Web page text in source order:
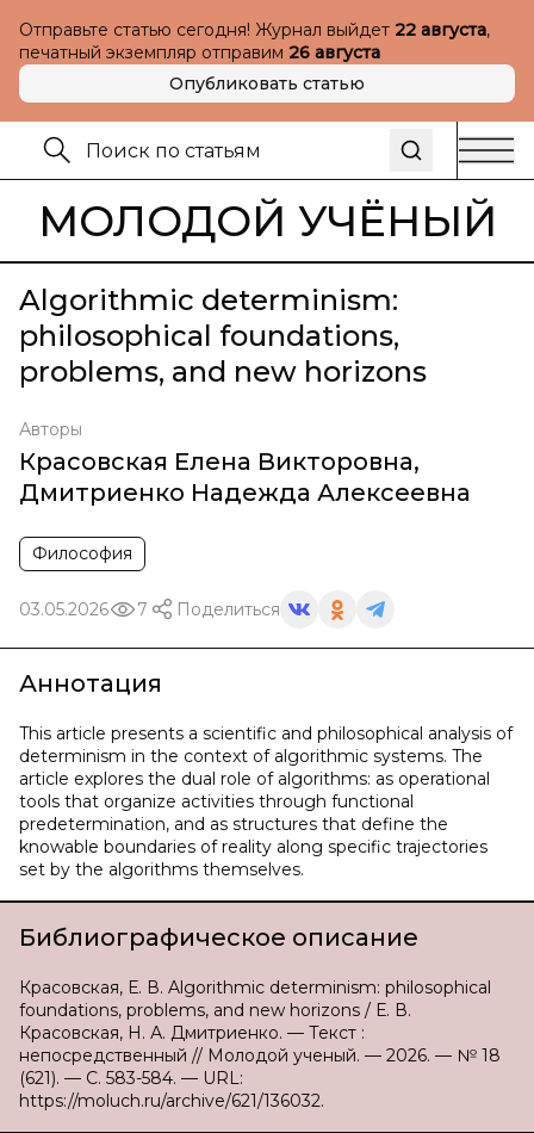
Отправьте статью сегодня! Журнал выйдет 22 августа,
печатный экземпляр отправим 26 августа
Опубликовать статью
МОЛОДОЙ УЧЁНЫЙ
Algorithmic determinism:
philosophical foundations,
problems, and new horizons
Авторы
Красовская Елена Викторовна,
Дмитриенко Надежда Алексеевна
Философия
03.05.2026 7 Поделиться
Аннотация
This article presents a scientific and philosophical analysis of
determinism in the context of algorithmic systems. The
article explores the dual role of algorithms: as operational
tools that organize activities through functional
predetermination, and as structures that define the
knowable boundaries of reality along specific trajectories
set by the algorithms themselves.
Библиографическое описание
Красовская, Е. В. Algorithmic determinism: philosophical
foundations, problems, and new horizons / Е. В.
Красовская, Н. А. Дмитриенко. — Текст :
непосредственный // Молодой ученый. — 2026. — № 18
(621). — С. 583-584. — URL:
https://moluch.ru/archive/621/136032.